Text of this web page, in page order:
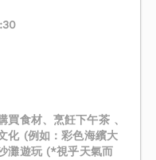
買食材、烹飪下午茶 、
化 (例如：彩色海繽大
灘遊玩 (*視乎天氣而